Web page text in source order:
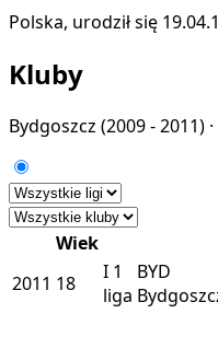
Polska, urodził się
Kluby
Bydgoszcz (2009 - 2011) ·
Wiek
2011 18 I 1
liga
BYD